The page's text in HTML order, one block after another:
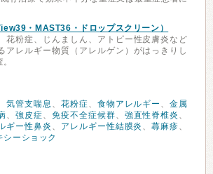
・MAST36・ドロップスクリーン）
花粉症、じんましん、アトピー性皮膚炎など
アレルギー物質（アレルゲン）がはっきりし
気管支喘息 、 花粉症、 食物アレルギー 、金属
、 強皮症、 免疫不全症候群、 強直性脊椎炎 、
ギー性鼻炎 、 アレルギー性結膜炎 、蕁麻疹、
シーショック